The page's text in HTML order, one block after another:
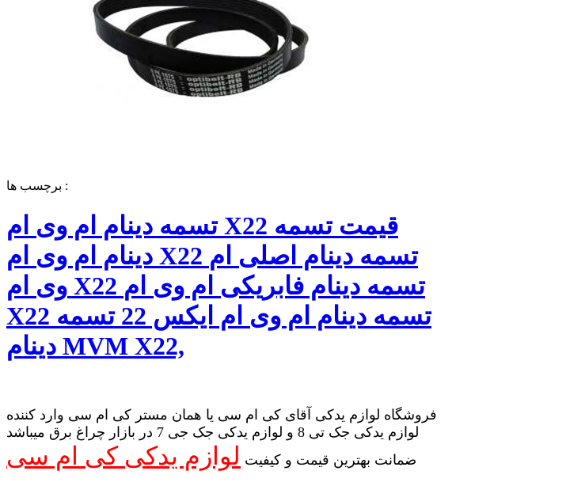
برچسب ها :
تسمه دینام ام وی ام X22 قیمت تسمه
دینام ام وی ام X22 تسمه دینام اصلی ام
وی ام X22 تسمه دینام فابریکی ام وی ام
X22 تسمه دینام ام وی ام ایکس 22 تسمه
دینام MVM X22,
فروشگاه لوازم یدکی آقای کی ام سی یا همان مستر کی ام سی وارد کننده
لوازم یدکی جک تی 8 و لوازم یدکی جک جی 7 در بازار چراغ برق میباشد
ضمانت بهترین قیمت و کیفیت لوازم یدکی کی ام سی